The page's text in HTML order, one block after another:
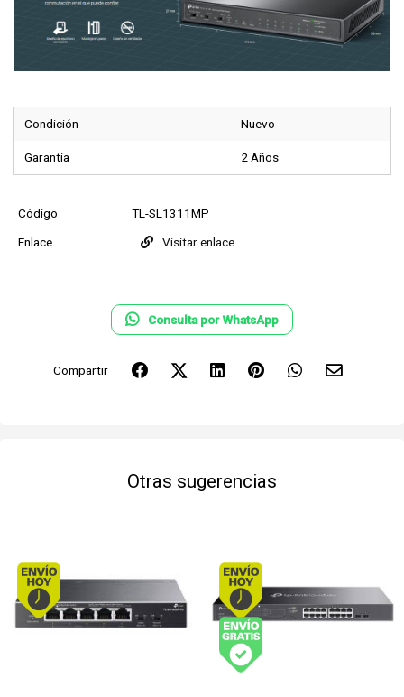
Condición Nuevo
Garantía 2 Años
Código
TL-SL1311MP
Enlace
Visitar enlace
Consulta por WhatsApp
Compartir
Otras sugerencias
Envío hoy. Comprando antes de 13Hs.